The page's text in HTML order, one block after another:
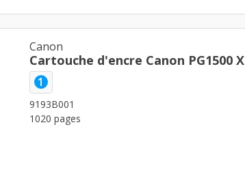
Canon
Cartouche d'encre Canon PG1500
1
9193B001
1020 pages